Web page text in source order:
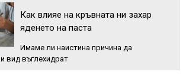
Как влияе на кръвната ни захар
яденето на паста
Имаме ли наистина причина да
вид въглехидрат